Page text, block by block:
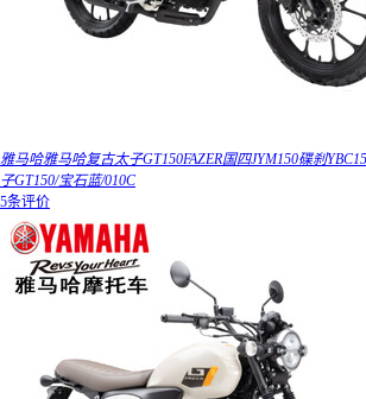
雅马哈雅马哈复古太子GT150FAZER国四JYM150碟刹
子GT150/宝石蓝/010C
5条评价